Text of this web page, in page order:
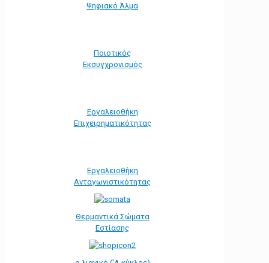
Ψηφιακό Άλμα
Ποιοτικός
Εκσυγχρονισμός
Εργαλειοθήκη
Eπιχειρηματικότητας
Εργαλειοθήκη
Ανταγωνιστικότητας
Θερμαντικά Σώματα
Εστίασης